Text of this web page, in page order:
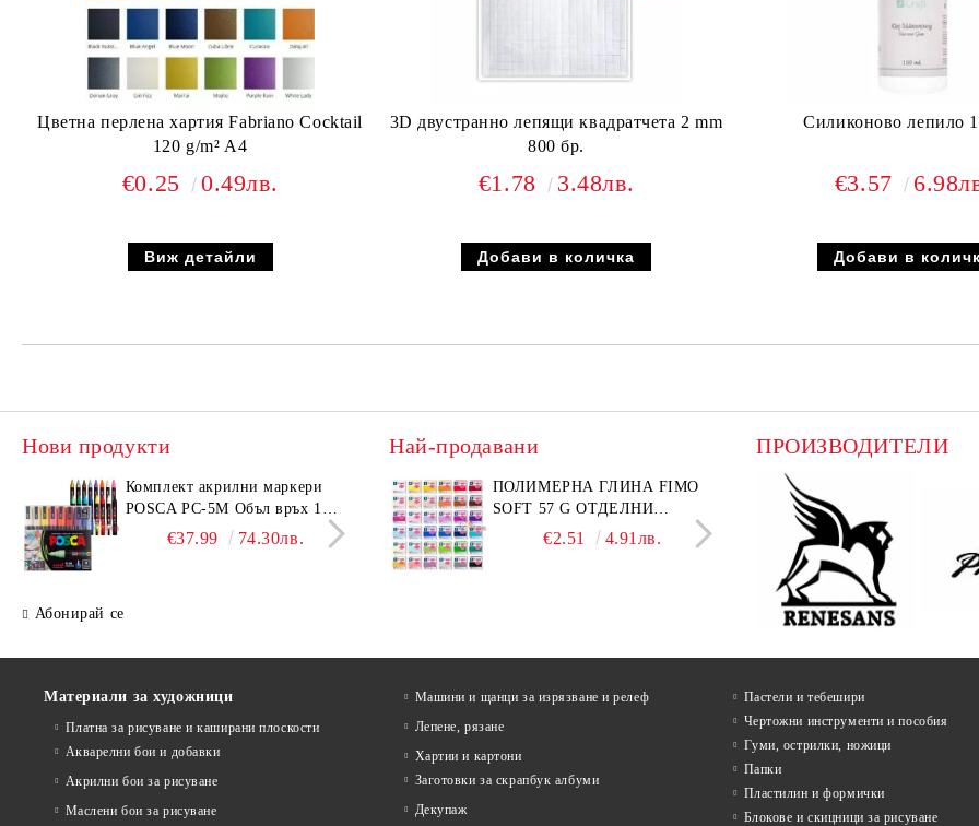
Цветна перлена хартия Fabriano Cocktail
120 g/m² A4
€0.25 0.49лв.
Виж детайли
3D двустранно лепящи квадратчета 2 mm
800 бр.
€1.78 3.48лв.
Силиконово лепило
€3.57
Нови продукти
Комплeкт акрилни маркери
POSCA PC-5M Объл връх 16
бр. Основни цветове
€37.99 74.30лв.
Комплект графитни моливи
KOH-I-NOOR Art 24 бр. (8B-
10H) В метална кутия
€18.60 36.38лв.
Въглен за рисуване Koh-I-
Noor Натурален Ø 6–7 mm 6
бр.
€4.99
Абонирай се
Най-продавани
ПОЛИМЕРНА ГЛИНА FIMO
SOFT 57 G ОТДЕЛНИ
ЦВЕТОВЕ€2.51 4.91лв.
ТЕКСТИЛНА
НЕПРОМОКАЕМА
ЦВЕТОВЕ
€1.38
ПРОИЗВОДИТЕЛИ
Материали за художници
Платна за рисуване и каширани плоскости
Акварелни бои и добавки
Акрилни бои за рисуване
Маслени бои за рисуване
Машини и щанци за изрязване и релеф
Лепене, рязане
Хартии и картони
Заготовки за скрапбук албуми
Декупаж
Пастели и тебешири
Чертожни инструменти и пособия
Гуми, острилки, ножици
Папки
Пластилин и формички
Блокове и скицници за рисуване